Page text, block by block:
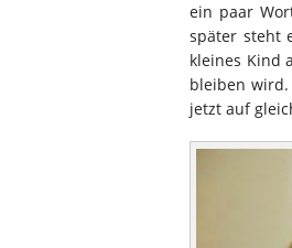
ein paar
später steht
kleines Kind
bleiben
jetzt auf